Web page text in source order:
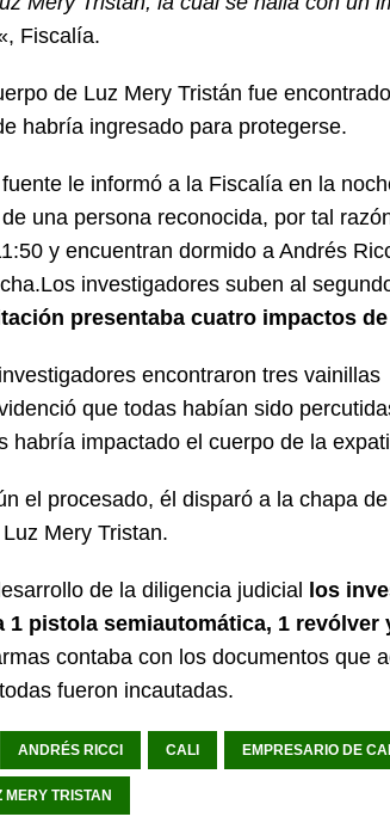
Fiscalía.
de Luz Mery Tristán fue
habría ingresado para protegerse.
le informó a la Fiscalía en la
una persona reconocida, por tal
y encuentran dormido a Andrés
investigadores suben a l
presentaba cuatro impactos
encontraron tres
que todas habían sido
habría impactado el cuerpo de la
el procesado, él disparó a la chapa
Luz Mery Tristan.
de la diligencia judicial
los
1 pistola semiautomática, 1 revólver
contaba con los documentos que
fueron incautadas.
ANDRÉS RICCI CALI EMPRESARIO DE
MERY TRISTAN